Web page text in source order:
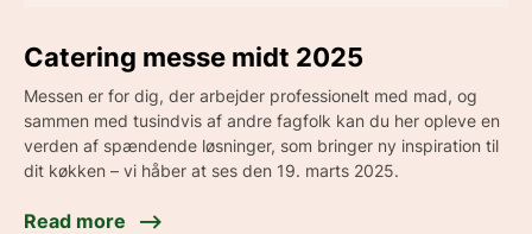
Catering messe midt 2025
Messen er for dig, der arbejder professionelt med mad, og
sammen med tusindvis af andre fagfolk kan du her opleve en
verden af spændende løsninger, som bringer ny inspiration til
dit køkken – vi håber at ses den 19. marts 2025.
Read more